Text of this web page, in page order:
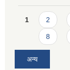
Pages
1 2
8
अन्य